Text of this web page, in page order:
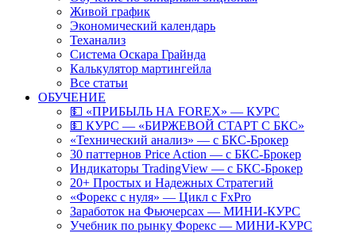
Живой график
Экономический календарь
Теханализ
Система Оскара Грайнда
Калькулятор мартингейла
Все статьи
ОБУЧЕНИЕ
💵 «ПРИБЫЛЬ НА FOREX» — КУРС
💵 КУРС — «БИРЖЕВОЙ СТАРТ С БКС»
«Технический анализ» — с БКС-Брокер
30 паттернов Price Action — с БКС-Брокер
Индикаторы TradingView — с БКС-Брокер
20+ Простых и Надежных Стратегий
«Форекс с нуля» — Цикл с FxPro
Заработок на Фьючерсах — МИНИ-КУРС
Учебник по рынку Форекс — МИНИ-КУРС